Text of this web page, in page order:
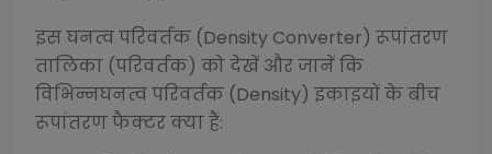
इसघनत्व परिवर्तक (Density Converter) रूपांतरण
तालिका (परिवर्तक) को देखें और जानें कि
विभिन्नघनत्व परिवर्तक (Density) इकाइयों के बीच
रूपांतरण फैक्टर क्या हैं: